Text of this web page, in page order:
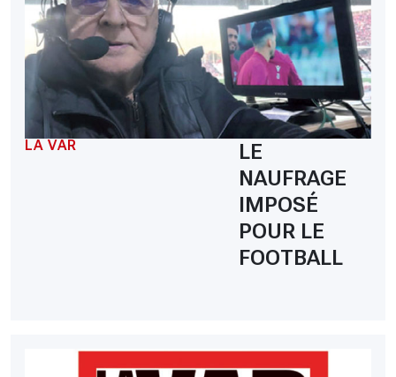
LA VAR
LE
NAUFRAGE
IMPOSÉ
POUR LE
FOOTBALL